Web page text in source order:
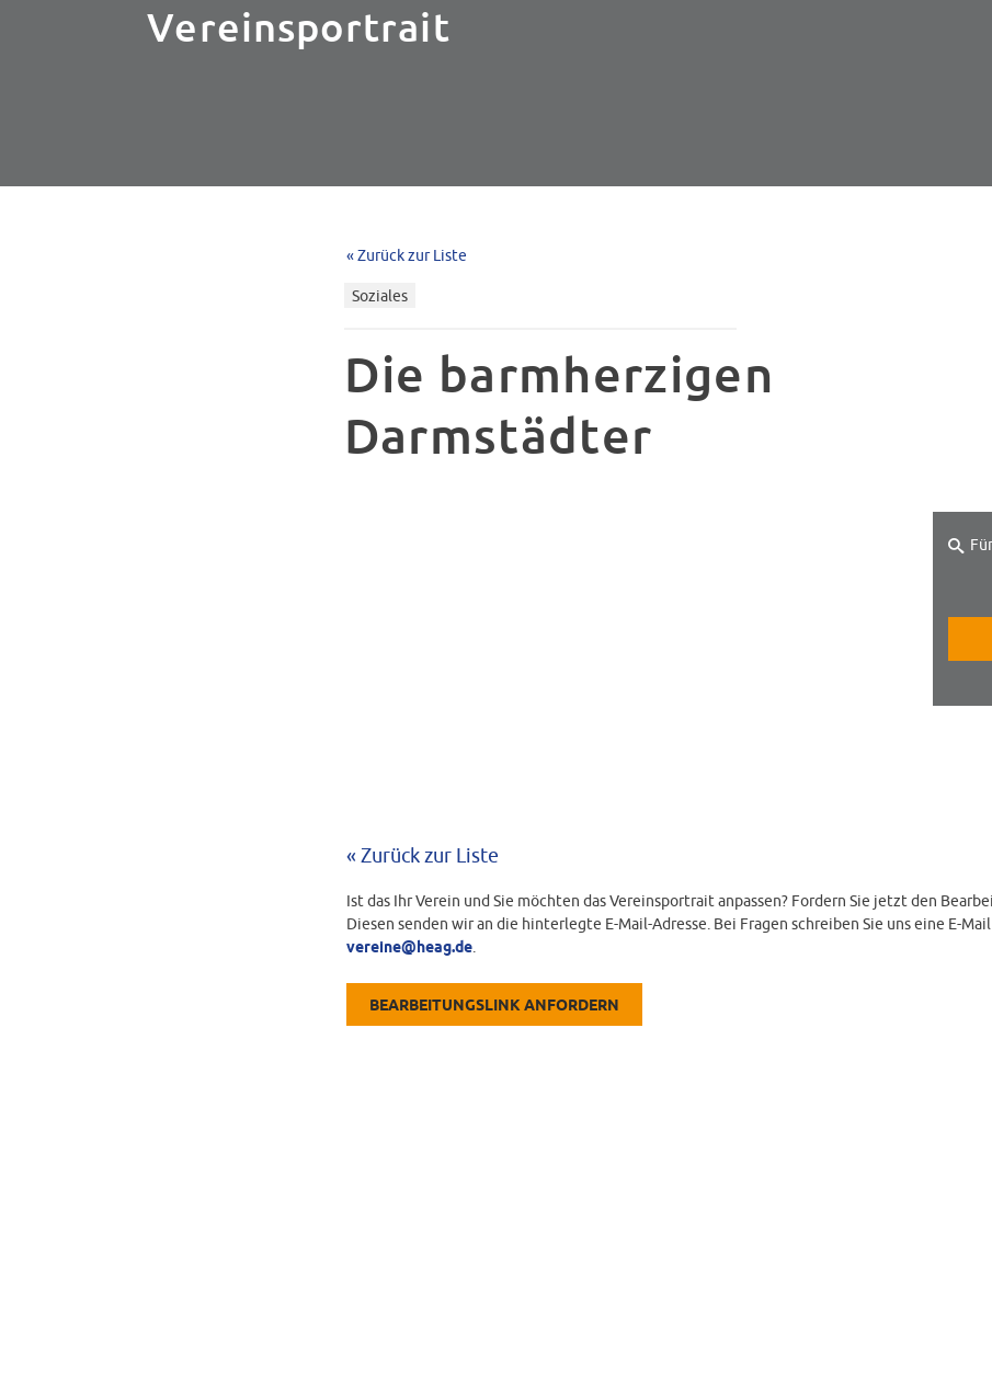
Vereinsportrait
« Zurück zur Liste
Soziales
Die barmherzigen
Darmstädter
« Zurück zur Liste
Ist das Ihr Verein und Sie möchten das Vereinsportrait anpassen? Fordern Sie jetzt den
Diesen senden wir an die hinterlegte E-Mail-Adresse. Bei Fragen schreiben Sie uns eine E-Mail
vereine@heag.de.
BEARBEITUNGSLINK ANFORDERN